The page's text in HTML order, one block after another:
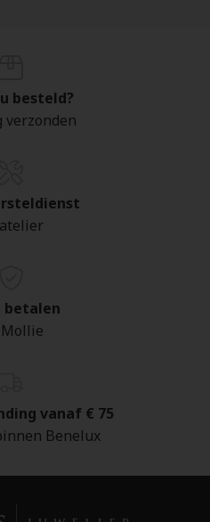
besteld?
verzonden
betalen
vanaf € 75
Benelux